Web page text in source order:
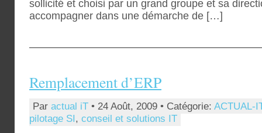
sollicité et choisi par un grand groupe et sa
accompagner dans une démarche de […]
Remplacement d’ERP
Par actual iT • 24 Août, 2009 • Catégorie: ACTUAL-
pilotage SI, conseil et solutions IT